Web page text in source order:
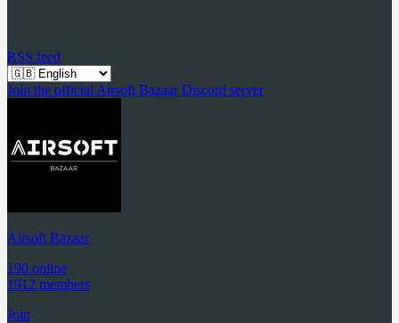
RSS feed
Join the official Airsoft Bazaar Discord server
Airsoft Bazaar
190 online
1912 members
Join